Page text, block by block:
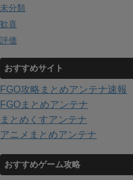
未分類
歓喜
評価
おすすめサイト
FGO攻略まとめアンテナ速報
FGOまとめアンテナ
まとめくすアンテナ
アニメまとめアンテナ
おすすめゲーム攻略